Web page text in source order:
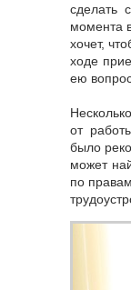
сделать
момента
хочет,
ходе
ею
от
было
может
по